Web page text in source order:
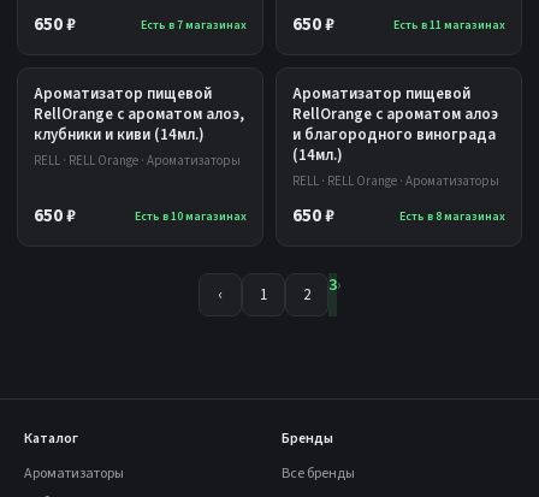
650 ₽ Есть в 7 магазинах 650 ₽ Есть в 11 магазинах
Ароматизатор пищевой
RellOrange с ароматом алоэ,
клубники и киви (14мл.)
RELL · RELL Orange · Ароматизаторы
650 ₽ Есть в 10 магазинах
Ароматизатор пищевой
RellOrange с ароматом алоэ
и благородного винограда
(14мл.)
RELL · RELL Orange · Ароматизаторы
650 ₽ Есть в 8 магазинах
‹ 1 2 3›
Каталог
Ароматизаторы
Бренды
Все бренды